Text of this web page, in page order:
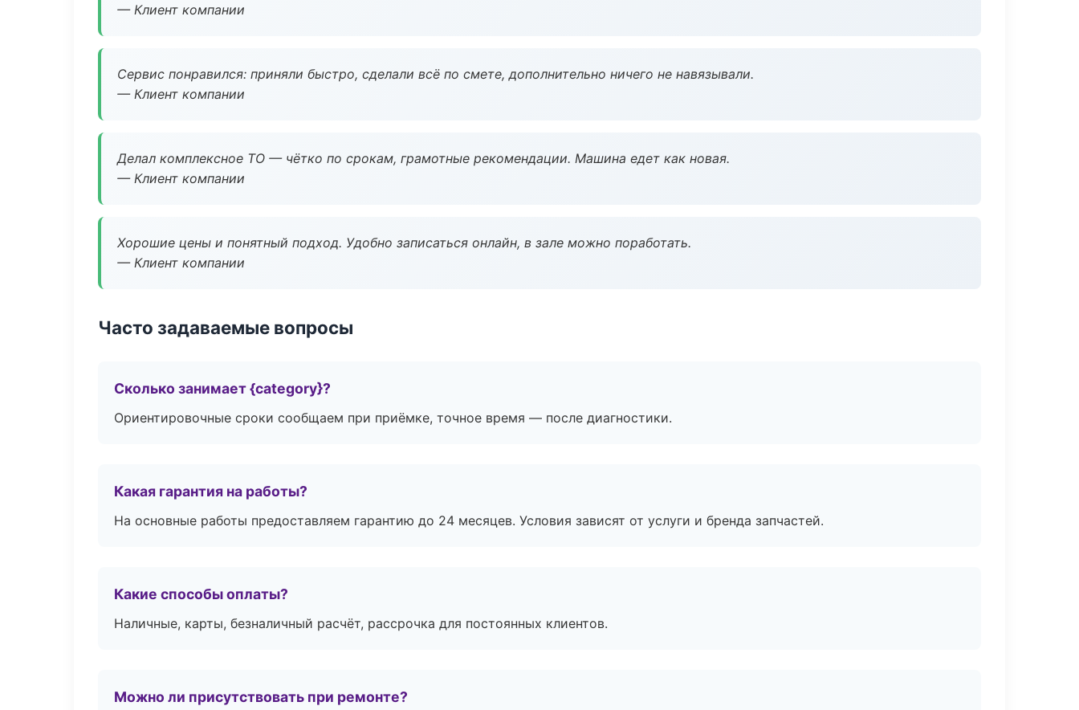
— Клиент компании
Сервис понравился: приняли быстро, сделали всё по смете, дополнительно ничего не навязывали.
— Клиент компании
Делал комплексное ТО — чётко по срокам, грамотные рекомендации. Машина едет как новая.
— Клиент компании
Хорошие цены и понятный подход. Удобно записаться онлайн, в зале можно поработать.
— Клиент компании
Часто задаваемые вопросы
Сколько занимает {category}?
Ориентировочные сроки сообщаем при приёмке, точное время — после диагностики.
Какая гарантия на работы?
На основные работы предоставляем гарантию до 24 месяцев. Условия зависят от услуги и бренда запчастей.
Какие способы оплаты?
Наличные, карты, безналичный расчёт, рассрочка для постоянных клиентов.
Можно ли присутствовать при ремонте?